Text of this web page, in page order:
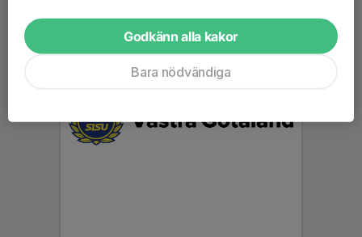
Godkänn alla kakor
Bara nödvändiga